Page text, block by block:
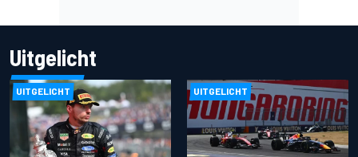
Uitgelicht
UITGELICHT UITGELICHT